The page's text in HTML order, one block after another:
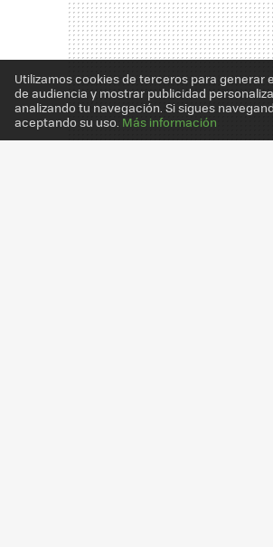
Utilizamos cookies de terceros para generar
de audiencia y mostrar publicidad
analizando tu navegación. Si sigues
aceptando su uso. Más información